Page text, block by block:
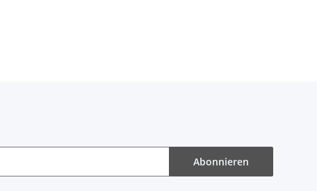
Abonnieren